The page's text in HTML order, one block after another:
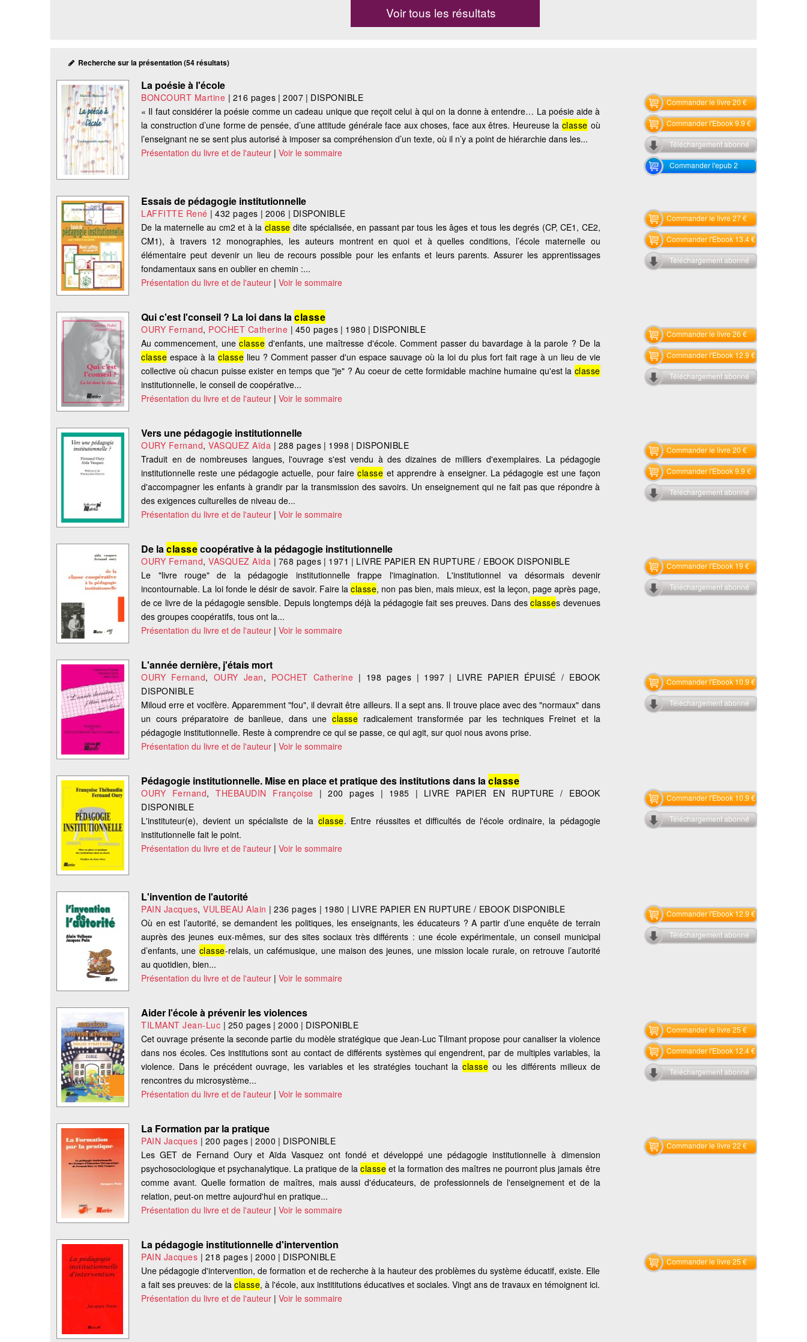
Voir tous les résultats
Recherche sur la présentation (54 résultats)
La poésie à l'école
BONCOURT Martine | 216 pages |2007 | DISPONIBLE
« Il faut considérer la poésie comme un cadeau unique que reçoit celui à qui on la donne à entendre… La poésie aide à
la construction d’une forme de pensée, d’une attitude générale face aux choses, face aux êtres. Heureuse la classe où
l’enseignant ne se sent plus autorisé à imposer sa compréhension d’un texte, où il n’y a point de hiérarchie dans les...
Présentation du livre et de l'auteur |Voir le sommaire
Commander le livre 20 €
Commander l'Ebook 9.9 €
Téléchargement abonné
Commander l'epub 2
Essais de pédagogie institutionnelle
LAFFITTE René |432 pages | 2006 | DISPONIBLE
De la maternelle au cm2 et à la classe dite spécialisée, en passant par tous les âges et tous les degrés (CP, CE1, CE2,
CM1), à travers 12 monographies, les auteurs montrent en quoi et à quelles conditions, l’école maternelle ou
élémentaire peut devenir un lieu de recours possible pour les enfants et leurs parents. Assurer les apprentissages
fondamentaux sans en oublier en chemin :...
Présentation du livre et de l'auteur |Voir le sommaire
Commander le livre 27 €
Commander l'Ebook 13.4 €
Téléchargement abonné
Qui c'est l'conseil ? La loi dans laclasse
OURY Fernand, POCHET Catherine | 450 pages | 1980 | DISPONIBLE
Au commencement, uneclasse d'enfants, une maîtresse d'école. Comment passer du bavardage à la parole ? De la
classe espace à laclasse lieu ? Comment passer d'un espace sauvage où la loi du plus fort fait rage à un lieu de vie
collective où chacun puisse exister en temps que "je" ? Au coeur de cette formidable machine humaine qu'est la classe
institutionnelle, le conseil de coopérative...
Présentation du livre et de l'auteur |Voir le sommaire
Commander le livre 26 €
Commander l'Ebook 12.9 €
Téléchargement abonné
Vers une pédagogie institutionnelle
OURY Fernand,VASQUEZ Aïda | 288 pages | 1998 | DISPONIBLE
Traduit en de nombreuses langues, l'ouvrage s'est vendu à des dizaines de milliers d'exemplaires. La pédagogie
institutionnelle reste une pédagogie actuelle, pour faireclasse et apprendre à enseigner. La pédagogie est une façon
d'accompagner les enfants à grandir par la transmission des savoirs. Un enseignement qui ne fait pas que répondre à
des exigences culturelles de niveau de...
Présentation du livre et de l'auteur |Voir le sommaire
Commander le livre 20 €
Commander l'Ebook 9.9 €
Téléchargement abonné
De laclassecoopérative à la pédagogie institutionnelle
OURY Fernand,VASQUEZ Aïda | 768 pages | 1971 | LIVRE PAPIER EN RUPTURE / EBOOK DISPONIBLE
Le "livre rouge" de la pédagogie institutionnelle frappe l'imagination. L'institutionnel va désormais devenir
incontournable. La loi fonde le désir de savoir. Faire laclasse, non pas bien, mais mieux, est la leçon, page après page,
de ce livre de la pédagogie sensible. Depuis longtemps déjà la pédagogie fait ses preuves. Dans desclasses devenues
des groupes coopératifs, tous ont la...
Présentation du livre et de l'auteur |Voir le sommaire
Commander l'Ebook 19 €
Téléchargement abonné
L'année dernière, j'étais mort
OURY Fernand, OURY Jean, POCHET Catherine | 198 pages | 1997 | LIVRE PAPIER ÉPUISÉ / EBOOK
DISPONIBLE
Miloud erre et vocifère. Apparemment "fou", il devrait être ailleurs. Il a sept ans. Il trouve place avec des "normaux" dans
un cours préparatoire de banlieue, dans uneclasse radicalement transformée par les techniques Freinet et la
pédagogie institutionnelle. Reste à comprendre ce qui se passe, ce qui agit, sur quoi nous avons prise.
Présentation du livre et de l'auteur |Voir le sommaire
Commander l'Ebook 10.9 €
Téléchargement abonné
Pédagogie institutionnelle. Mise en place et pratique des institutions dans laclasse
OURY Fernand,THEBAUDIN Françoise |200 pages | 1985 | LIVRE PAPIER EN RUPTURE / EBOOK
DISPONIBLE
L'instituteur(e), devient un spécialiste de la classe. Entre réussites et difficultés de l'école ordinaire, la pédagogie
institutionnelle fait le point.
Présentation du livre et de l'auteur |Voir le sommaire
Commander l'Ebook 10.9 €
Téléchargement abonné
L'invention de l'autorité
PAIN Jacques,VULBEAU Alain |236 pages | 1980 | LIVRE PAPIER EN RUPTURE / EBOOK DISPONIBLE
Où en est l’autorité, se demandent les politiques, les enseignants, les éducateurs ? A partir d’une enquête de terrain
auprès des jeunes eux-mêmes, sur des sites sociaux très différents : une école expérimentale, un conseil municipal
d’enfants, une classe-relais, un cafémusique, une maison des jeunes, une mission locale rurale, on retrouve l’autorité
au quotidien, bien...
Présentation du livre et de l'auteur |Voir le sommaire
Commander l'Ebook 12.9 €
Téléchargement abonné
Aider l'école à prévenir les violences
TILMANT Jean-Luc | 250 pages |2000 | DISPONIBLE
Cet ouvrage présente la seconde partie du modèle stratégique que Jean-Luc Tilmant propose pour canaliser la violence
dans nos écoles. Ces institutions sont au contact de différents systèmes qui engendrent, par de multiples variables, la
violence. Dans le précédent ouvrage, les variables et les stratégies touchant laclasse ou les différents milieux de
rencontres du microsystème...
Présentation du livre et de l'auteur |Voir le sommaire
Commander le livre 25 €
Commander l'Ebook 12.4 €
Téléchargement abonné
La Formation par la pratique
PAIN Jacques | 200 pages |2000 | DISPONIBLE
Les GET de Fernand Oury et Aïda Vasquez ont fondé et développé une pédagogie institutionnelle à dimension
psychosociologique et psychanalytique. La pratique de laclasse et la formation des maîtres ne pourront plus jamais être
comme avant. Quelle formation de maîtres, mais aussi d'éducateurs, de professionnels de l'enseignement et de la
relation, peut-on mettre aujourd'hui en pratique...
Présentation du livre et de l'auteur |Voir le sommaire
Commander le livre 22 €
La pédagogie institutionnelle d'intervention
PAIN Jacques | 218 pages |2000 | DISPONIBLE
Une pédagogie d'intervention, de formation et de recherche à la hauteur des problèmes du système éducatif, existe. Elle
a fait ses preuves: de laclasse, à l'école, aux instititutions éducatives et sociales. Vingt ans de travaux en témoignent ici.
Présentation du livre et de l'auteur |Voir le sommaire
Commander le livre 25 €